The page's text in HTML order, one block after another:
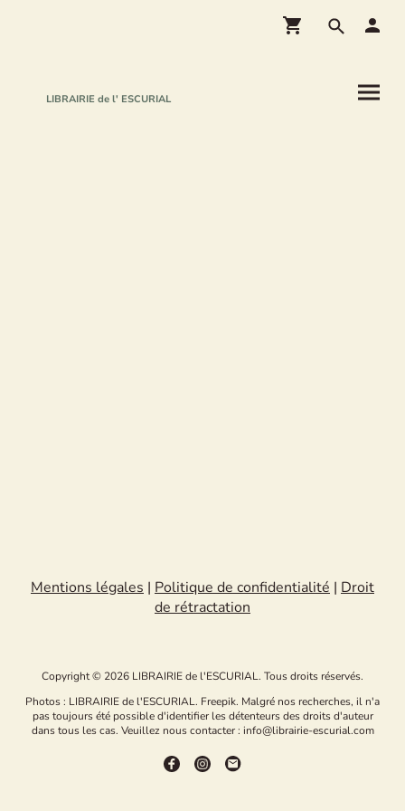
LIBRAIRIE de l' ESCURIAL
Mentions légales | Politique de confidentialité | Droit
de rétractation
Copyright © 2026 LIBRAIRIE de l'ESCURIAL. Tous droits réservés.
Photos : LIBRAIRIE de l'ESCURIAL. Freepik. Malgré nos recherches, il n'a
pas toujours été possible d'identifier les détenteurs des droits d'auteur
dans tous les cas. Veuillez nous contacter : info@librairie-escurial.com